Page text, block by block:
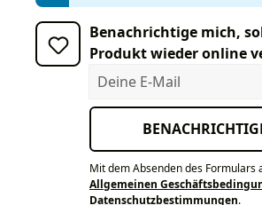
Benachrichtige mich,
Produkt wieder online
Deine E-Mail
Mit dem Absenden des Formulars
Allgemeinen
Datenschutzbestimmungen.